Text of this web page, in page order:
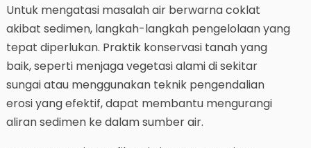
Untuk mengatasi masalah air berwarna coklat
akibat sedimen, langkah-langkah pengelolaan yang
tepat diperlukan. Praktik konservasi tanah yang
baik, seperti menjaga vegetasi alami di sekitar
sungai atau menggunakan teknik pengendalian
erosi yang efektif, dapat membantu mengurangi
aliran sedimen ke dalam sumber air.